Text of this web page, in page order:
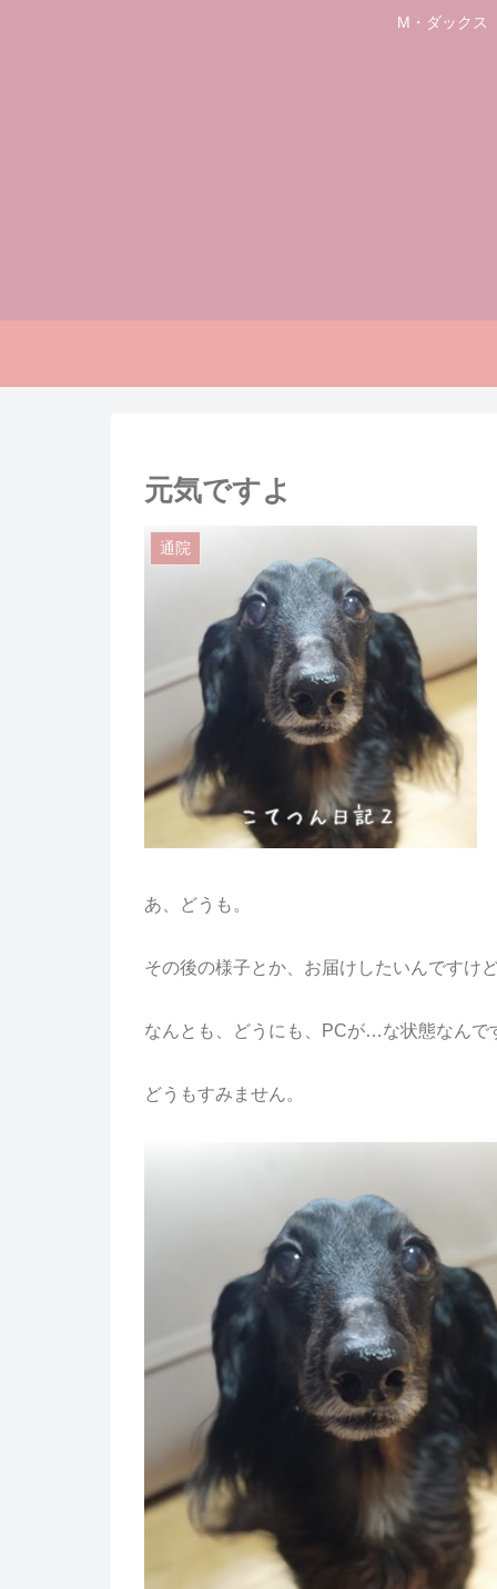
M・ダックス
元気ですよ
通院
あ、どうも。
その後の様子とか、お届けしたいんですけ
なんとも、どうにも、PCが…な状態なんで
どうもすみません。